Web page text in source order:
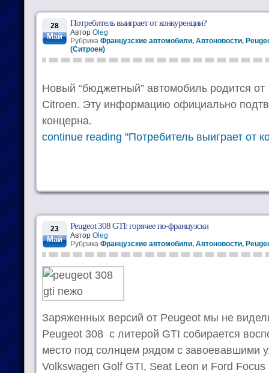
28
Май
Потребитель выиграет от конкуренции?
Автор Oleg
Рубрика Французские автомобили, Автоновости,
(Ситроен)
Новый “бюджетный” автомобиль родится
Citroen. Эту информацию официально
концерна.
continue reading "Потребитель выиграет от
23
Май
Peugeot 308 GTI: горячее по-французски
Автор Oleg
Рубрика Французские автомобили, Автоновости,
Заряженных версий от Peugeot мы не
Peugeot 308 с литерой GTI собирается
место под солнцем рядом с завоевавшими
Volkswagen Golf GTI, Seat Leon и Ford Focus